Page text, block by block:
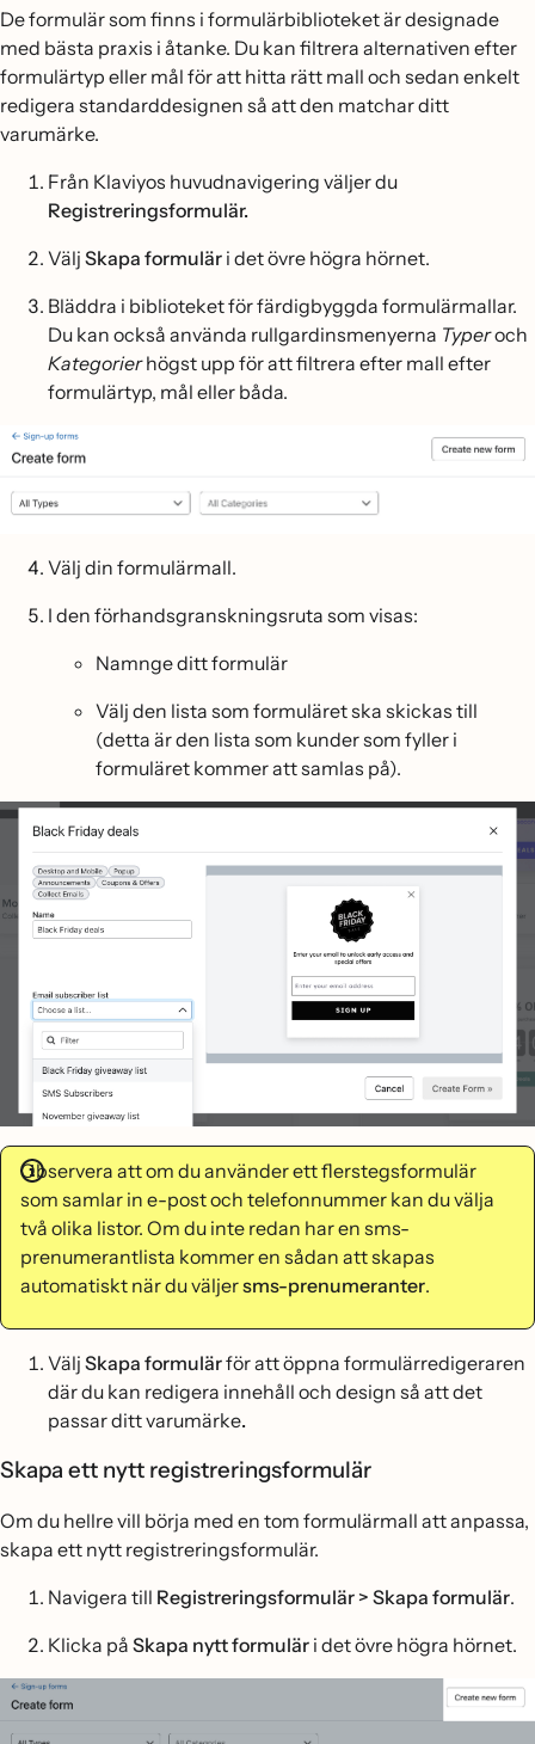
De formulär som finns i formulärbiblioteket är designade
med bästa praxis i åtanke. Du kan filtrera alternativen efter
formulärtyp eller mål för att hitta rätt mall och sedan enkelt
redigera standarddesignen så att den matchar ditt
varumärke.
Från Klaviyos huvudnavigering väljer du
Registreringsformulär.
Välj Skapa formulär i det övre högra hörnet.
Bläddra i biblioteket för färdigbyggda formulärmallar.
Du kan också använda rullgardinsmenyerna Typeroch
Kategorierhögst upp för att filtrera efter mall efter
formulärtyp, mål eller båda.
Välj din formulärmall.
I den förhandsgranskningsruta som visas:
Namnge ditt formulär
Välj den lista som formuläret ska skickas till
(detta är den lista som kunder som fyller i
formuläret kommer att samlas på).
Observera att om du använder ett flerstegsformulär
som samlar in e-post och telefonnummer kan du välja
två olika listor. Om du inte redan har en sms-
prenumerantlista kommer en sådan att skapas
automatiskt när du väljersms-prenumeranter.
Välj Skapa formulärför att öppna formulärredigeraren
där du kan redigera innehåll och design så att det
passar ditt varumärke.
Skapa ett nytt registreringsformulär
Om du hellre vill börja med en tom formulärmall att anpassa,
skapa ett nytt registreringsformulär.
Navigera till Registreringsformulär > Skapa formulär.
Klicka på Skapa nytt formulär i det övre högra hörnet.